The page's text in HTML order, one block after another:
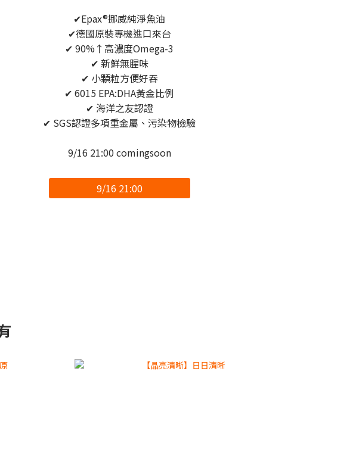
✔Epax®挪威純淨魚油
✔德國原裝專機進口來台
✔ 90%↑高濃度Omega-3
✔ 新鮮無腥味
✔ 小顆粒方便好吞
✔ 6015 EPA:DHA黃金比例
✔ 海洋之友認證
✔ SGS認證多項重金屬、污染物檢驗
9/16 21:00 comingsoon
9/16 21:00